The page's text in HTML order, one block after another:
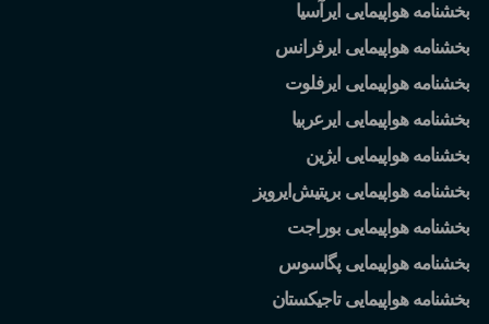
بخشنامه هواپیمایی ایرآسیا
بخشنامه هواپیمایی ایرفرانس
بخشنامه هواپیمایی ایرفلوت
بخشنامه هواپیمایی ایرعربیا
بخشنامه هواپیمایی ایژین
بخشنامه هواپیمایی بریتیش ایرویز
بخشنامه هواپیمایی بوراجت
بخشنامه هواپیمایی پگاسوس
بخشنامه هواپیمایی تاجیکستان